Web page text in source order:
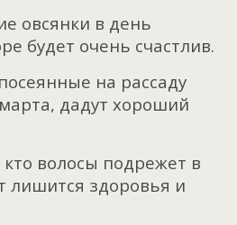
овсянки в день
будет очень счастлив.
на рассаду
дадут хороший
волосы подрежет в
лишится здоровья и